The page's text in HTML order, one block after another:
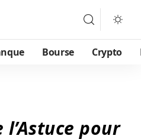
Bourse Crypto
l’Astuce pour